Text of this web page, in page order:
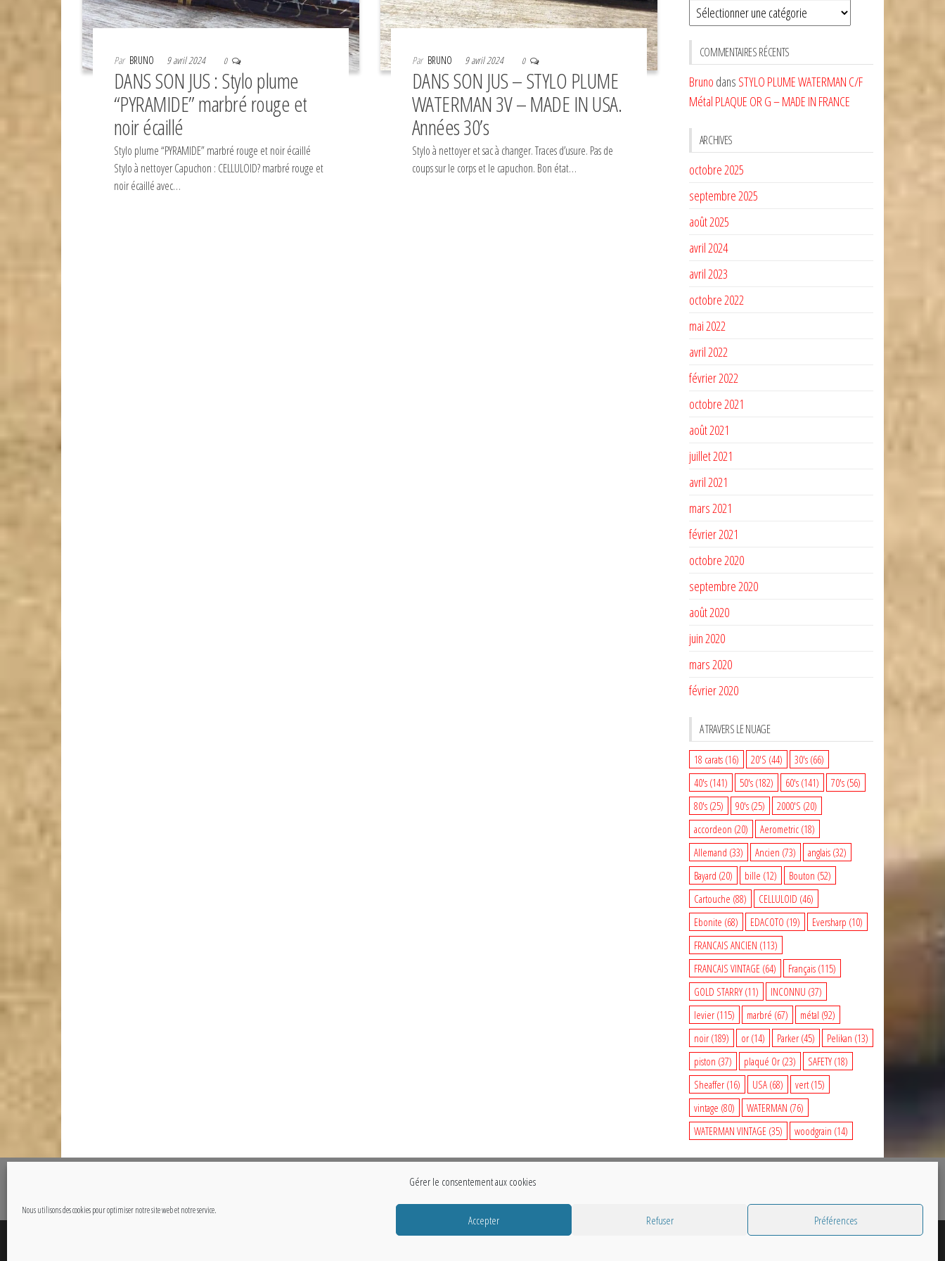
Gérer le consentement aux cookies
Nous utilisons des cookies pour optimiser notre site web et notre service.
Accepter Refuser Préférences
Par BRUNO 9 avril 2024 0
DANS SON JUS : Stylo plume
“PYRAMIDE” marbré rouge et
noir écaillé
Stylo plume “PYRAMIDE” marbré rouge et noir écaillé
Stylo à nettoyer Capuchon : CELLULOID? marbré rouge et
noir écaillé avec…
Par BRUNO 9 avril 2024 0
DANS SON JUS – STYLO PLUME
WATERMAN 3V – MADE IN USA.
Années 30’s
Stylo à nettoyer et sac à changer. Traces d’usure. Pas de
coups sur le corps et le capuchon. Bon état…
Sélectionnez
une
CATÉGORIE
COMMENTAIRES RÉCENTS
Bruno dans STYLO PLUME WATERMAN C/F
Métal PLAQUE OR G – MADE IN FRANCE
ARCHIVES
octobre 2025
septembre 2025
août 2025
avril 2024
avril 2023
octobre 2022
mai 2022
avril 2022
février 2022
octobre 2021
août 2021
juillet 2021
avril 2021
mars 2021
février 2021
octobre 2020
septembre 2020
août 2020
juin 2020
mars 2020
février 2020
A TRAVERS LE NUAGE
18 carats(16) 20'S (44) 30's(66)
40's(141) 50's(182) 60's(141) 70's(56)
80's(25) 90's(25) 2000'S (20)
accordeon (20) Aerometric(18)
Allemand (33) Ancien (73) anglais(32)
Bayard (20) bille (12) Bouton (52)
Cartouche (88) CELLULOID (46)
Ebonite (68) EDACOTO (19) Eversharp (10)
FRANCAIS ANCIEN (113)
FRANCAIS VINTAGE (64) Français(115)
GOLD STARRY(11) INCONNU (37)
levier(115) marbré (67) métal (92)
noir(189) or(14) Parker(45) Pelikan (13)
piston (37) plaqué Or(23) SAFETY(18)
Sheaffer(16) USA(68) vert(15)
vintage (80) WATERMAN (76)
WATERMAN VINTAGE (35) woodgrain (14)